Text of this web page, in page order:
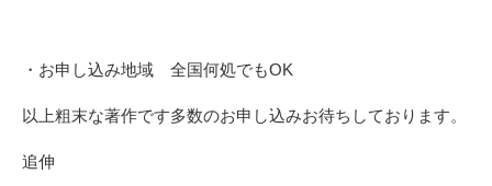
・お申し込み地域 全国何処でもOK
以上粗末な著作です多数のお申し込みお待ちしております。
追伸